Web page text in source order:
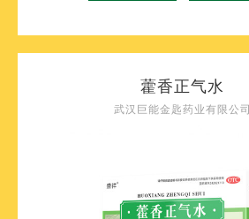
藿香正气水
武汉巨能金匙药业有限公司